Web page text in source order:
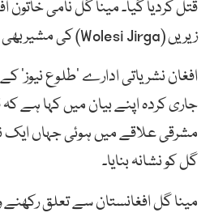
قتل کردیا گیا۔ مینا گل نامی خاتون
زیریں (Wolesi Jirga) کی مشیربھی تھیں۔
افغان نشریاتی ادارے ’طلوع نیوز‘
جاری کردہ اپنے بیان میں کہا ہے
مشرقی علاقے میں ہوئی جہاں ایک
گل کو نشانہ بنایا۔
مینا گل افغانستان سے تعلق رکھنے